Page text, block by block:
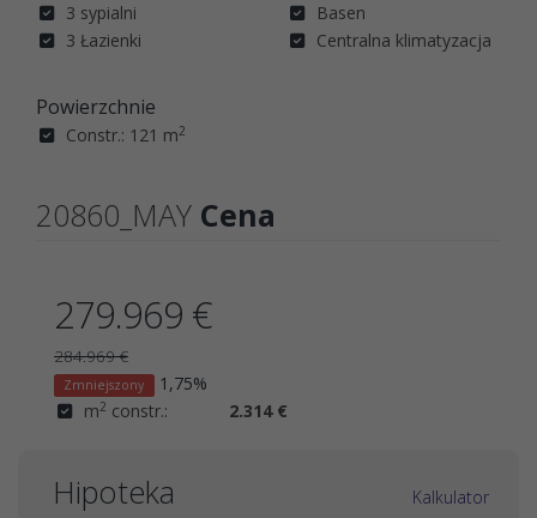
3 sypialni
3 Łazienki
Powierzchnie
Constr.: 121 m2
Basen
Centralna klimatyzacja
20860_MAY Cena
279.969 €
284.969 €
Zmniejszony
1,75%
m2 constr.: 2.314 €
Hipoteka Kalkulator